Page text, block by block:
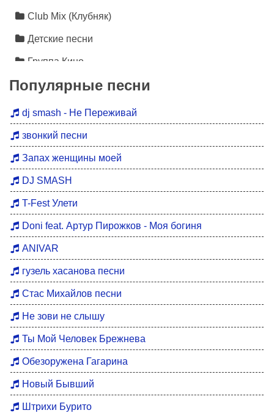
Club Mix (Клубняк)
Детские песни
Группа Кино
Лезгинка
Инструментальная музыка
Песни про любовь
Дискотека 90
Хиты 80
Восточные хиты
Мотивация для тренировок
DFM Remix
Популярные песни
dj smash - Не Переживай
звонкий песни
Запах женщины моей
DJ SMASH
T-Fest Улети
Doni feat. Артур Пирожков - Моя богиня
ANIVAR
гузель хасанова песни
Стас Михайлов песни
Не зови не слышу
Ты Мой Человек Брежнева
Обезоружена Гагарина
Новый Бывший
Штрихи Бурито